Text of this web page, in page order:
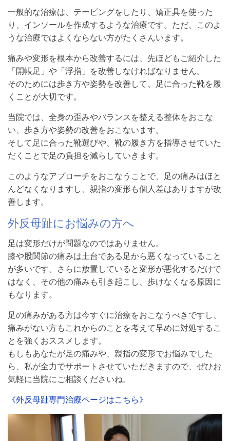
一般的な治療は、テーピングをしたり、矯正具を使った
り、インソールを作成するような治療です。ただ、このよ
うな治療ではよくならない方がたくさんいます。
痛みや変形を根本から改善するには、先ほどもご紹介した
「開帳足」や「浮指」を改善しなければなりません。
そのためには歩き方や姿勢を改善して、足に合った靴を履
くことが大切です。
当院では、全身の歪みやバランスを整える整体をおこな
い、歩き方や姿勢の改善をおこないます。
そして足に合った靴選びや、靴の履き方を指導させていた
だくことで足の負担を減らしていきます。
このようなアプローチをおこなうことで、足の痛みはほと
んどなくなりますし、親指の変形も個人差はありますが改
善します。
外反母趾にお悩みの方へ
足は変形だけが問題なのではありません。
膝や股関節の痛みは土台である足から悪くなっていること
が多いです。さらに放置していると変形が悪化するだけで
はなく、その他の痛みも引き起こし、歩けなくなる原因に
もなります。
足の痛みがある方は今すぐに治療をおこなうべきですし、
痛みがない方もこれからのことを考えて早めに対処するこ
とを強くおススメします。
もしもあなたが足の痛みや、親指の変形でお悩みでした
ら、私が全力でサポートさせていただきますので、ぜひお
気軽に当院にご相談くださいね。
《外反母趾専門治療ページはこちら》